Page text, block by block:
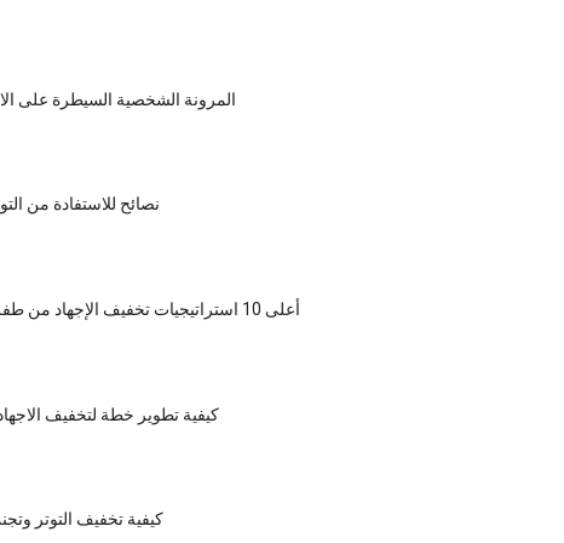
المرونة الشخصية السيطرة على
نصائح للاستفادة من
أعلى 10 استراتيجيات تخفيف الإجهاد من طفلك الداخلي
كيفية تطوير خطة لتخفيف
كيفية تخفيف التوتر